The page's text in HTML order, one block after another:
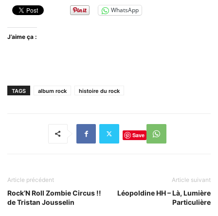
WhatsApp
J’aime ça :
TAGS album rock histoire du rock
Save
Article précédent
Rock’N Roll Zombie Circus !!
de Tristan Jousselin
Article suivant
Léopoldine HH – Là, Lumière
Particulière